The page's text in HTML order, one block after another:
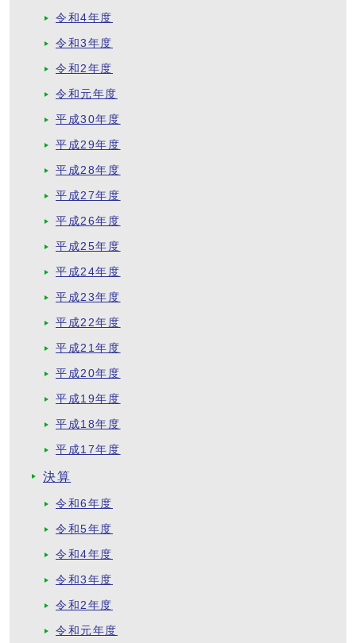
令和4年度
令和3年度
令和2年度
令和元年度
平成30年度
平成29年度
平成28年度
平成27年度
平成26年度
平成25年度
平成24年度
平成23年度
平成22年度
平成21年度
平成20年度
平成19年度
平成18年度
平成17年度
決算
令和6年度
令和5年度
令和4年度
令和3年度
令和2年度
令和元年度